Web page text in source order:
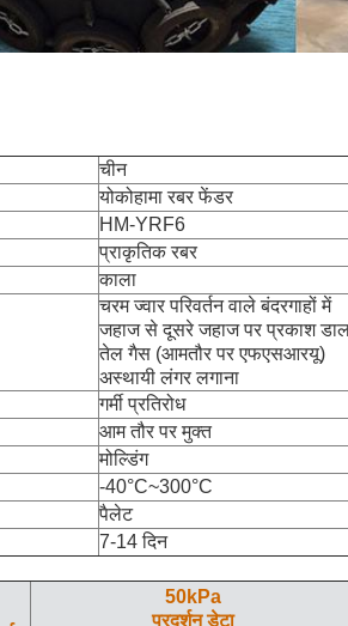
चीन
योकोहामा रबर फेंडर
HM-YRF6
प्राकृतिक रबर
काला
चरम ज्वार परिवर्तन वाले बंदरगाहों में
जहाज से दूसरे जहाज पर प्रकाश
तेल गैस (आमतौर पर एफएसआरयू)
अस्थायी लंगर लगाना
गर्मी प्रतिरोध
आम तौर पर मुक्त
मोल्डिंग
-40°C~300°C
पैलेट
7-14 दिन
50kPa
प्रदर्शन डेटा